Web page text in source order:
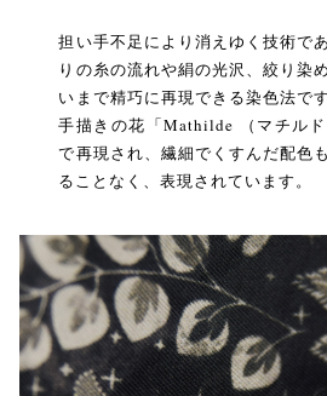
担い手不足により消えゆく技術で
りの糸の流れや絹の光沢、絞り染
いまで精巧に再現できる染色法で
手描きの花「Mathilde （マチル
で再現され、繊細でくすんだ配色
ることなく、表現されています。